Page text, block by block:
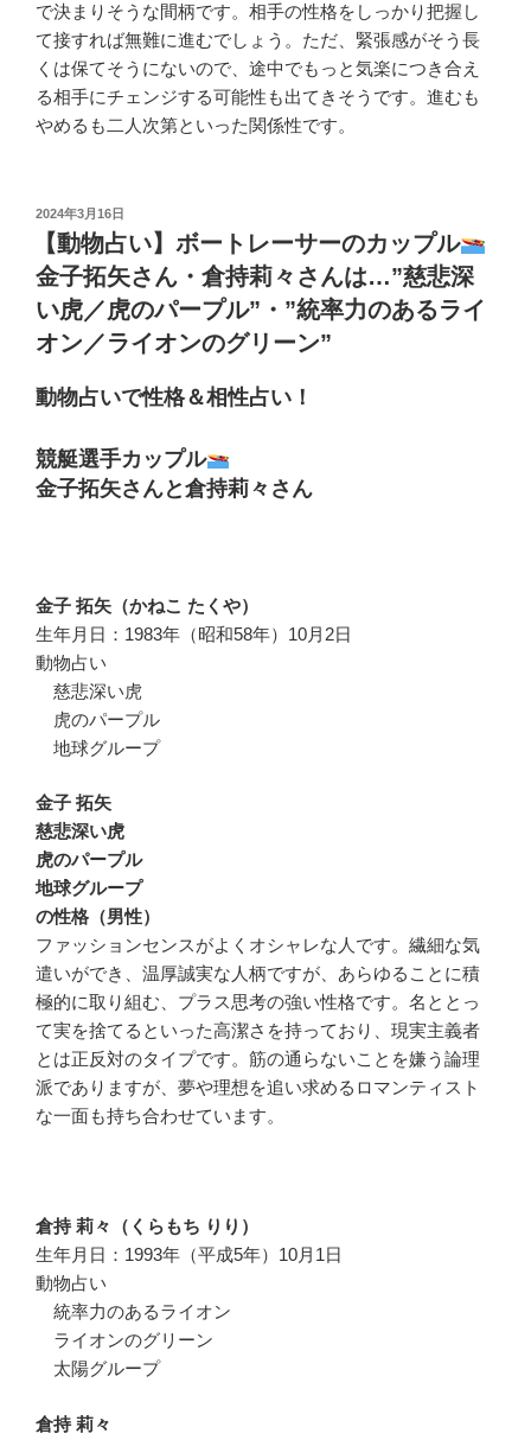
で決まりそうな間柄です。相手の性格をしっかり把握し
て接すれば無難に進むでしょう。ただ、緊張感がそう長
くは保てそうにないので、途中でもっと気楽につき合え
る相手にチェンジする可能性も出てきそうです。進むも
やめるも二人次第といった関係性です。
投
日:
2024年3月16日
【動物占い】ボートレーサーのカップル
金子拓矢さん・倉持莉々さんは…”慈悲深
い虎／虎のパープル”・”統率力のあるライ
オン／ライオンのグリーン”
動物占いで性格＆相性占い！
競艇選手カップル
金子拓矢さんと倉持莉々さん
金子 拓矢（かねこ たくや）
生年月日：1983年（昭和58年）10月2日
動物占い
慈悲深い虎
虎のパープル
地球グループ
金子 拓矢
慈悲深い虎
虎のパープル
地球グループ
の性格（男性）
ファッションセンスがよくオシャレな人です。繊細な気
遣いができ、温厚誠実な人柄ですが、あらゆることに積
極的に取り組む、プラス思考の強い性格です。名ととっ
て実を捨てるといった高潔さを持っており、現実主義者
とは正反対のタイプです。筋の通らないことを嫌う論理
派でありますが、夢や理想を追い求めるロマンティスト
な一面も持ち合わせています。
倉持 莉々（くらもち りり）
生年月日：1993年（平成5年）10月1日
動物占い
統率力のあるライオン
ライオンのグリーン
太陽グループ
倉持 莉々